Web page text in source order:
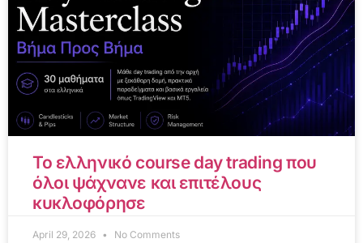
Το ελληνικό course day trading που
όλοι ψάχνανε και επιτέλους
κυκλοφόρησε
April 29, 2026 No Comments